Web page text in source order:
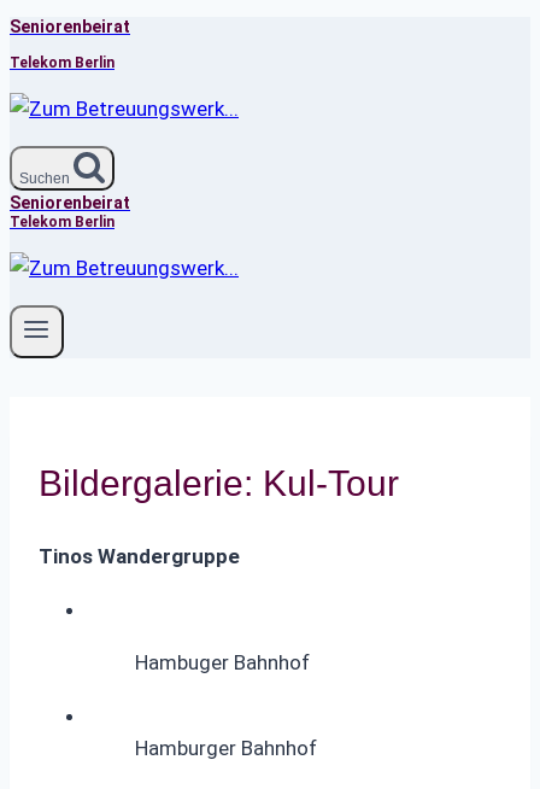
Zum
Inhalt
springen
Seniorenbeirat
Telekom Berlin
Suchen
Seniorenbeirat
Telekom Berlin
Bildergalerie: Kul-Tour
Tinos Wandergruppe
Hambuger Bahnhof
Hamburger Bahnhof